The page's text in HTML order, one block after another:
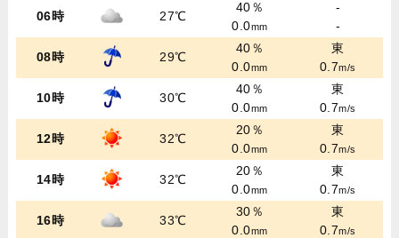
06時 27℃
40％
0.0mm
-
-
08時 29℃
40％
0.0mm
東
0.7m/s
10時 30℃
40％
0.0mm
東
0.7m/s
12時 32℃
20％
0.0mm
東
0.7m/s
14時 32℃
20％
0.0mm
東
0.7m/s
16時 33℃
30％
0.0mm
東
0.7m/s